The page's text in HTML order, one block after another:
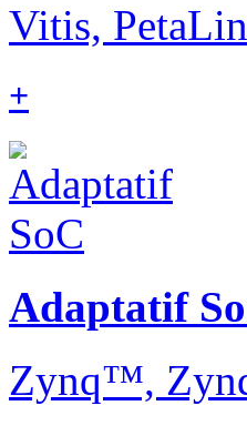
Vitis,
+
Adaptatif
Zynq™,